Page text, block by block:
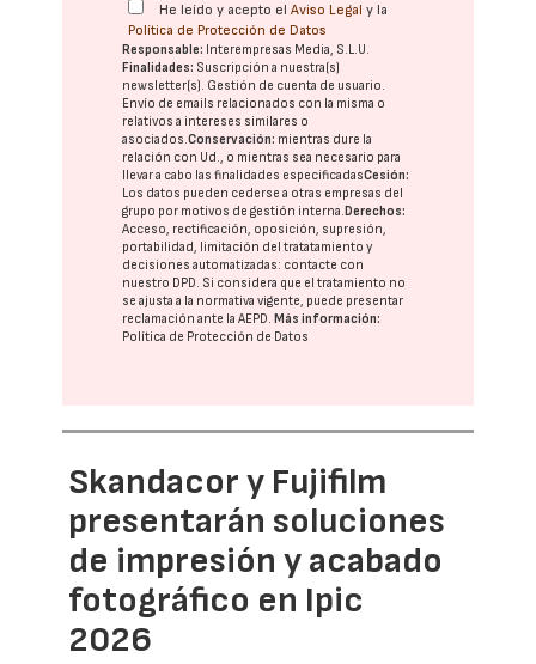
He leído y acepto elAviso Legal y la
Política de Protección de Datos
Responsable: Interempresas Media, S.L.U.
Finalidades: Suscripción a nuestra(s)
newsletter(s). Gestión de cuenta de usuario.
Envío de emails relacionados con la misma o
relativos a intereses similares o
asociados.Conservación: mientras dure la
relación con Ud., o mientras sea necesario para
llevar a cabo las finalidades especificadasCesión:
Los datos pueden cederse a otras empresas del
grupo por motivos de gestión interna. Derechos:
Acceso, rectificación, oposición, supresión,
portabilidad, limitación del tratatamiento y
decisiones automatizadas: contacte con
nuestro DPD. Si considera que el tratamiento no
se ajusta a la normativa vigente, puede presentar
reclamación ante laAEPD. Más información:
Política de Protección de Datos
Skandacor y Fujifilm
presentarán soluciones
de impresión y acabado
fotográfico en Ipic
2026